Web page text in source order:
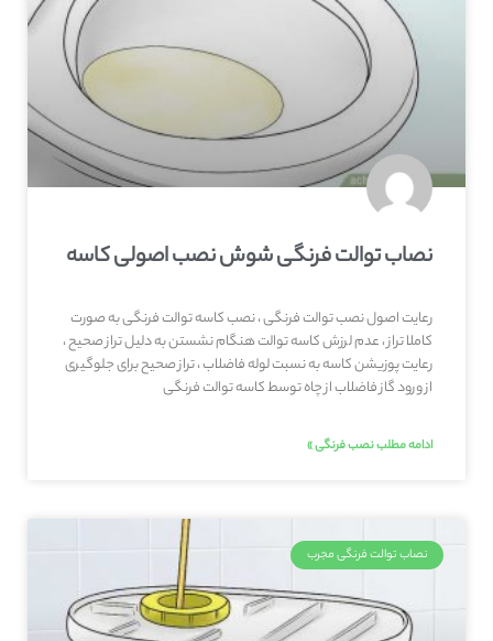
نصاب توالت فرنگی شوش نصب اصولی کاسه
رعایت اصول نصب توالت فرنگی ، نصب کاسه توالت فرنگی به صورت
کاملا تراز ، عدم لرزش کاسه توالت هنگام نشستن به دلیل تراز صحیح ،
رعایت پوزیشن کاسه به نسبت لوله فاضلاب ، تراز صحیح برای جلوگیری
از ورود گاز فاضلاب از چاه توسط کاسه توالت فرنگی
ادامه مطلب نصب فرنگی »
نصاب توالت فرنگی مجرب